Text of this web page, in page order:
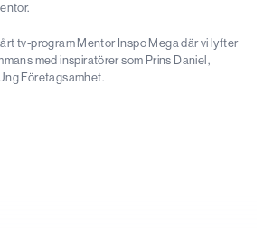
tv-program Mentor Inspo Mega där vi lyfter
med inspiratörer som Prins Daniel,
Företagsamhet.